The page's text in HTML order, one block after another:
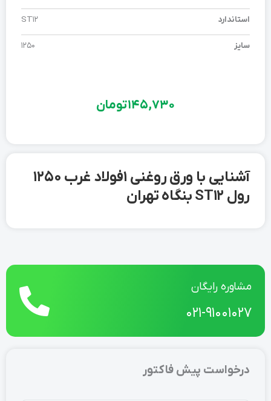
مشاوره رایگان
021-91001027
درخواست پیش فاکتور
استاندارد ST12
سایز 1250
145,730تومان
آشنایی با ورق روغنی 1 فولاد غرب 1250
رول ST12 بنگاه تهران